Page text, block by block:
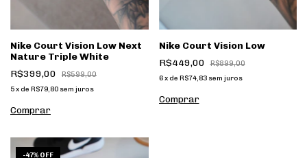
Nike Court Vision Low Next
Nature Triple White
R$399,00
R$599,00
5x de R$79,80 sem juros
Comprar
Nike Court Vision Low
R$449,00
R$899,00
6 x de R$74,83 sem juros
Comprar
1/7
-47% OFF